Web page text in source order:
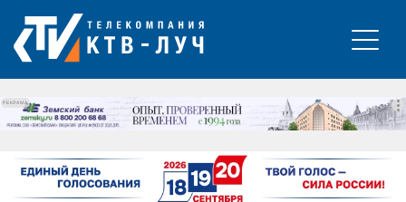
РЕКЛАМА